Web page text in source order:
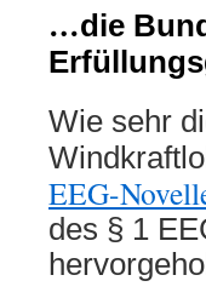
…die
Wie sehr
EEG-
des § 1